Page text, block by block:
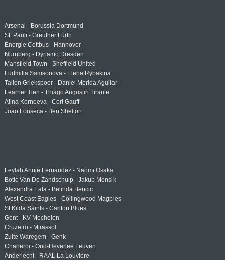
Arsenal - Borussia Dortmund
St. Pauli - Greuther Fürth
Energie Cottbus - Hannover
Nürnberg - Dynamo Dresden
Mansfield Town - Sheffield United
Ludmilla Samsonova - Elena Rybakina
Tallon Griekspoor - Daniel Merida Aguilar
Learner Tien - Thiago Augustin Tirante
Alina Korneeva - Cori Gauff
Joao Fonseca - Ben Shelton
Leylah Annie Fernandez - Naomi Osaka
Botic Van De Zandschulp - Jakub Mensik
Alexandra Eala - Belinda Bencic
West Coast Eagles - Collingwood Magpies
St Kilda Saints - Carlton Blues
Gent - KV Mechelen
Cruzeiro - Mirassol
Zulte Waregem - Genk
Charleroi - Oud-Heverlee Leuven
Anderlecht - RAAL La Louvière